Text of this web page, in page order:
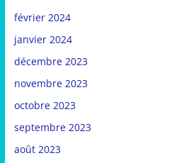
février 2024
janvier 2024
décembre 2023
novembre 2023
octobre 2023
septembre 2023
août 2023